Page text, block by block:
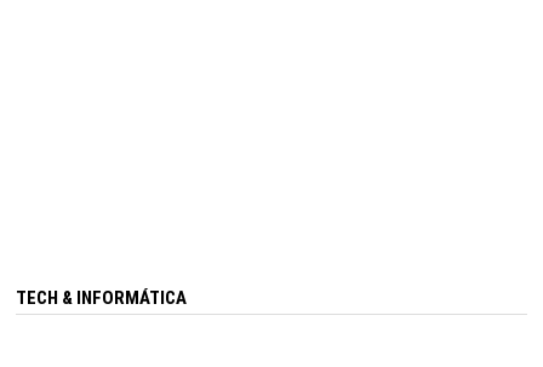
TECH & INFORMÁTICA